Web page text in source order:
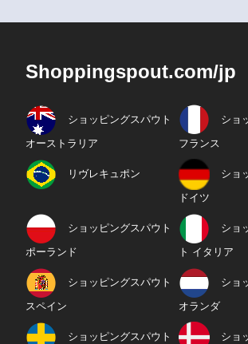
Shoppingspout.com/jp
ショッピングスパウト
オーストラリア
ショ
フランス
リヴレキュポン ショ
ドイツ
ショッピングスパウト
ポーランド
ショ
ト イタリア
ショッピングスパウト
スペイン
ショ
オランダ
ショッピングスパウト ショ